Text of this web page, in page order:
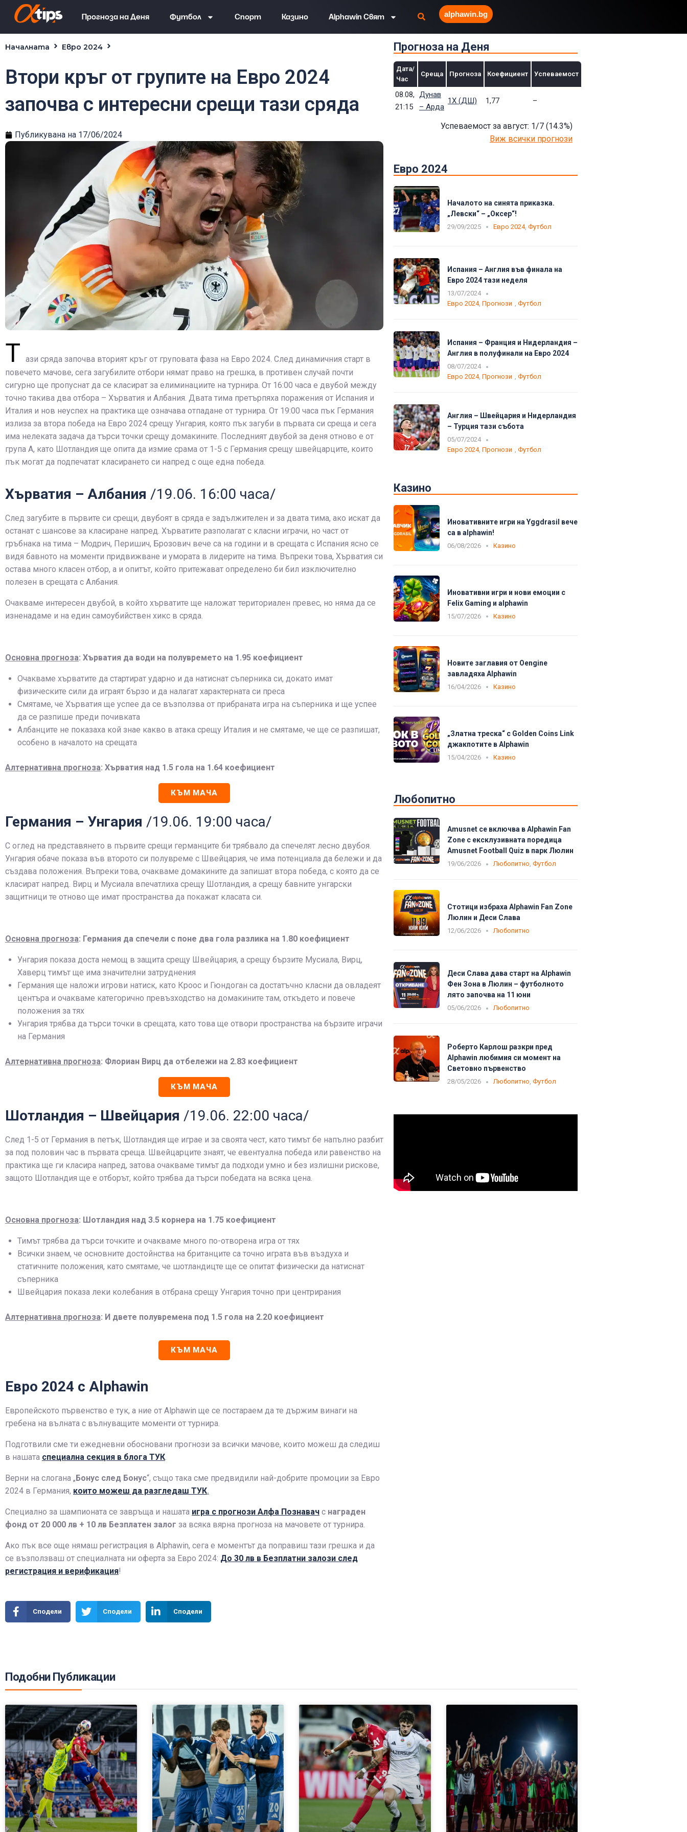
alphawin.bg
Прогноза на Деня Футбол Спорт Казино Alphawin Свят
Началната
Евро 2024
Втори кръг от групите на Евро 2024
започва с интересни срещи тази сряда
Публикувана на 17/06/2024
Т ази сряда започва вторият кръг от груповата фаза на Евро 2024. След динамичния старт в
повечето мачове, сега загубилите отбори нямат право на грешка, в противен случай почти
сигурно ще пропуснат да се класират за елиминациите на турнира. От 16:00 часа е двубой между
точно такива два отбора – Хърватия и Албания. Двата тима претърпяха поражения от Испания и
Италия и нов неуспех на практика ще означава отпадане от турнира. От 19:00 часа пък Германия
излиза за втора победа на Евро 2024 срещу Унгария, която пък загуби в първата си среща и сега
има нелеката задача да търси точки срещу домакините. Последният двубой за деня отново е от
група А, като Шотландия ще опита да измие срама от 1-5 с Германия срещу швейцарците, които
пък могат да подпечатат класирането си напред с още една победа.
Хърватия – Албания /19.06. 16:00 часа/
След загубите в първите си срещи, двубоят в сряда е задължителен и за двата тима, ако искат да
останат с шансове за класиране напред. Хърватите разполагат с класни играчи, но част от
гръбнака на тима – Модрич, Перишич, Брозович вече са на години и в срещата с Испания ясно се
видя бавното на моменти придвижване и умората в лидерите на тима. Въпреки това, Хърватия си
остава много класен отбор, а и опитът, който притежават определено би бил изключително
полезен в срещата с Албания.
Очакваме интересен двубой, в който хърватите ще наложат териториален превес, но няма да се
изненадаме и на един самоубийствен хикс в сряда.
Основна прогноза: Хърватия да води на полувремето на 1.95 коефициент
Очакваме хърватите да стартират ударно и да натиснат съперника си, докато имат
физическите сили да играят бързо и да налагат характерната си преса
Смятаме, че Хърватия ще успее да се възползва от прибраната игра на съперника и ще успее
да се разпише преди почивката
Албанците не показаха кой знае какво в атака срещу Италия и не смятаме, че ще се разпишат,
особено в началото на срещата
Алтернативна прогноза: Хърватия над 1.5 гола на 1.64 коефициент
КЪМ МАЧА
Германия – Унгария /19.06. 19:00 часа/
С оглед на представянето в първите срещи германците би трябвало да спечелят лесно двубоя.
Унгария обаче показа във второто си полувреме с Швейцария, че има потенциала да бележи и да
създава положения. Въпреки това, очакваме домакините да запишат втора победа, с която да се
класират напред. Вирц и Мусиала впечатлиха срещу Шотландия, а срещу бавните унгарски
защитници те отново ще имат пространства да покажат класата си.
Основна прогноза: Германия да спечели с поне два гола разлика на 1.80 коефициент
Унгария показа доста немощ в защита срещу Швейцария, а срещу бързите Мусиала, Вирц,
Хаверц тимът ще има значителни затруднения
Германия ще наложи игрови натиск, като Кроос и Гюндоган са достатъчно класни да овладеят
центъра и очакваме категорично превъзходство на домакините там, откъдето и повече
положения за тях
Унгария трябва да търси точки в срещата, като това ще отвори пространства на бързите играчи
на Германия
Алтернативна прогноза: Флориан Вирц да отбележи на 2.83 коефициент
КЪМ МАЧА
Шотландия – Швейцария /19.06. 22:00 часа/
След 1-5 от Германия в петък, Шотландия ще играе и за своята чест, като тимът бе напълно разбит
за под половин час в първата среща. Швейцарците знаят, че евентуална победа или равенство на
практика ще ги класира напред, затова очакваме тимът да подходи умно и без излишни рискове,
защото Шотландия ще е отборът, който трябва да търси победата на всяка цена.
Основна прогноза: Шотландия над 3.5 корнера на 1.75 коефициент
Тимът трябва да търси точките и очакваме много по-отворена игра от тях
Всички знаем, че основните достойнства на британците са точно играта във въздуха и
статичните положения, като смятаме, че шотландицте ще се опитат физически да натиснат
съперника
Швейцария показа леки колебания в отбрана срещу Унгария точно при центрирания
Алтернативна прогноза: И двете полувремена под 1.5 гола на 2.20 коефициент
КЪМ МАЧА
Евро 2024 с Alphawin
Европейското първенство е тук, а ние от Alphawin ще се постараем да те държим винаги на
гребена на вълната с вълнуващите моменти от турнира.
Подготвили сме ти ежедневни обосновани прогнози за всички мачове, които можеш да следиш
в нашата специална секция в блога ТУК.
Верни на слогана „Бонус след Бонус“, също така сме предвидили най-добрите промоции за Евро
2024 в Германия, които можеш да разгледаш ТУК.
Специално за шампионата се завръща и нашата игра с прогнози Алфа Познавач с награден
фонд от 20 000 лв + 10 лв Безплатен залог за всяка вярна прогноза на мачовете от турнира.
Ако пък все още нямаш регистрация в Alphawin, сега е моментът да поправиш тази грешка и да
се възползваш от специалната ни оферта за Евро 2024: До 30 лв в Безплатни залози след
регистрация и верификация!
Сподели Сподели Сподели
Прогноза на Деня
Дата/
Час
Среща Прогноза Коефициент Успеваемост
08.08,
21:15
Дунав
– Арда
1Х (ДШ) 1,77 –
Успеваемост за август: 1/7(14.3%)
Виж всички прогнози
Евро 2024
Началото на синята приказка.
„Левски“ – „Оксер“!
29/09/2025 Евро 2024, Футбол
Испания – Англия във финала на
Евро 2024 тази неделя
13/07/2024
Евро 2024, Прогнози , Футбол
Испания – Франция и Нидерландия –
Англия в полуфинали на Евро 2024
08/07/2024
Евро 2024, Прогнози , Футбол
Англия – Швейцария и Нидерландия
– Турция тази събота
05/07/2024
Евро 2024, Прогнози , Футбол
Казино
Иновативните игри на Yggdrasil вече
са в alphawin!
06/08/2026 Казино
Иновативни игри и нови емоции с
Felix Gaming и alphawin
15/07/2026 Казино
Новите заглавия от Oengine
завладяха Alphawin
16/04/2026 Казино
„Златна треска“ с Golden Coins Link
джакпотите в Alphawin
15/04/2026 Казино
Любопитно
Amusnet се включва в Alphawin Fan
Zone с ексклузивната поредица
Amusnet Football Quiz в парк Люлин
19/06/2026 Любопитно, Футбол
Стотици избраха Alphawin Fan Zone
Люлин и Деси Слава
12/06/2026 Любопитно
Деси Слава дава старт на Alphawin
Фен Зона в Люлин – футболното
лято започва на 11 юни
05/06/2026 Любопитно
Роберто Карлош разкри пред
Alphawin любимия си момент на
Световно първенство
28/05/2026 Любопитно, Футбол
Подобни Публикации